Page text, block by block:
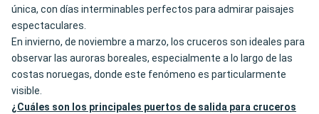
única, con días interminables perfectos para admirar paisajes
espectaculares.
En invierno, de noviembre a marzo, los cruceros son ideales para
observar las auroras boreales, especialmente a lo largo de las
costas noruegas, donde este fenómeno es particularmente
visible.
¿Cuáles son los principales puertos de salida para cruceros